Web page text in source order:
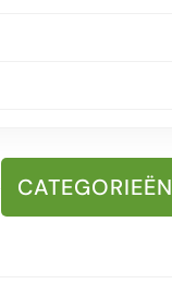
CATEGORIEËN